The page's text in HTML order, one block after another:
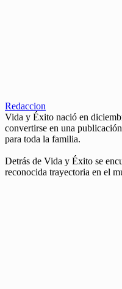
Redaccion
Vida y Éxito nació en
convertirse en una
para toda la familia.
Detrás de Vida y Éxito se
reconocida trayectoria en el